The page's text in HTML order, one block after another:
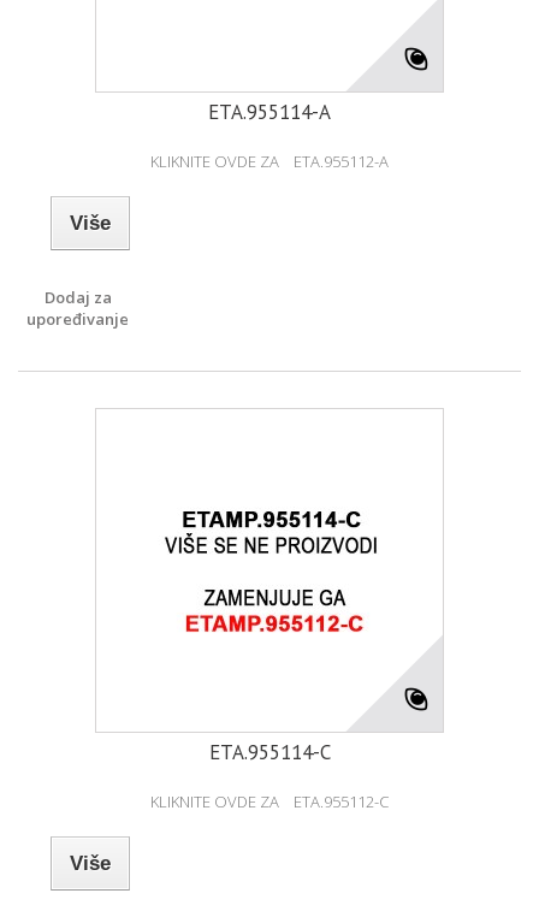
ETA.955114-A
KLIKNITE OVDE ZA ETA.955112-A
Više
Dodaj za
upoređivanje
ETA.955114-C
KLIKNITE OVDE ZA ETA.955112-C
Više